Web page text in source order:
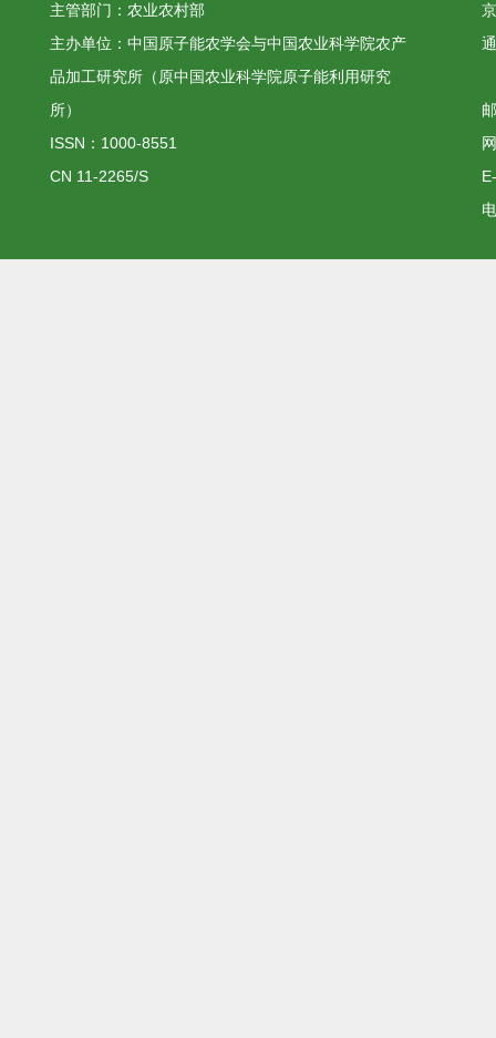
主管部门：农业农村部
主办单位：中国原子能农学会与中国农业科学院农产
品加工研究所（原中国农业科学院原子能利用研究
所）
ISSN：1000-8551
CN 11-2265/S